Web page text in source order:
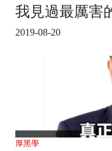
我見過最厲害
2019-08-20
厚黑學